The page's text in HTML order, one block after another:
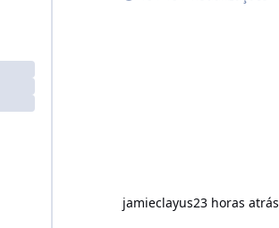
based ingredients Want to
jamieclayus23 horas atrás